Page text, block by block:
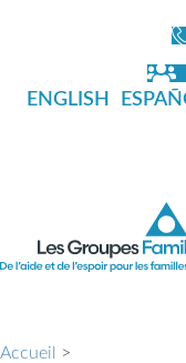
ENGLISH
Accueil >